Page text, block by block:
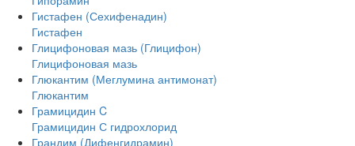
Гистафен (Сехифенадин)
Гистафен
Глицифоновая мазь (Глицифон)
Глицифоновая мазь
Глюкантим (Меглумина антимонат)
Глюкантим
Грамицидин C
Грамицидин С гидрохлорид
Грандим (Дифенгидрамин)